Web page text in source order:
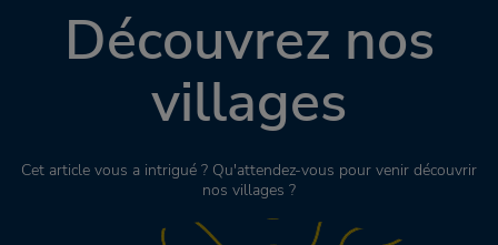
Découvrez nos
villages
Cet article vous a intrigué ? Qu'attendez-vous pour venir découvrir
nos villages ?